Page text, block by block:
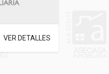
VER DETALLES